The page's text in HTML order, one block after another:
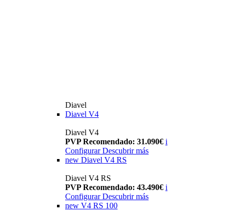
Diavel
Diavel V4
Diavel V4
PVP Recomendado: 31.090€ i
Configurar Descubrir más
new Diavel V4 RS
Diavel V4 RS
PVP Recomendado: 43.490€ i
Configurar Descubrir más
new V4 RS 100